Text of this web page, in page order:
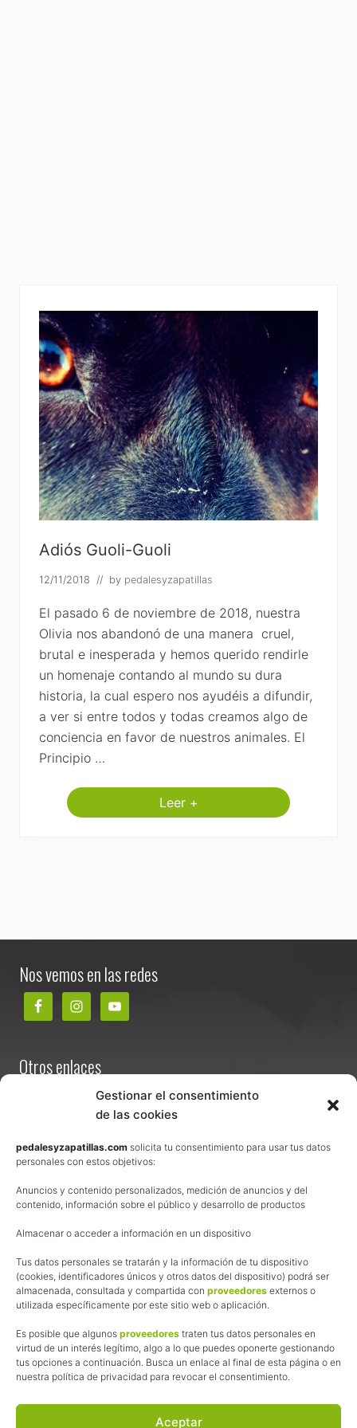
Gestionar el consentimiento
de las cookies
pedalesyzapatillas.com solicita tu consentimiento para usar tus datos
personales con estos objetivos:
Anuncios y contenido personalizados, medición de anuncios y del
contenido, información sobre el público y desarrollo de productos
Almacenar o acceder a información en un dispositivo
Tus datos personales se tratarán y la información de tu dispositivo
(cookies, identificadores únicos y otros datos del dispositivo) podrá ser
almacenada, consultada y compartida con proveedores externos o
utilizada específicamente por este sitio web o aplicación.
Es posible que algunos proveedores traten tus datos personales en
virtud de un interés legítimo, algo a lo que puedes oponerte gestionando
tus opciones a continuación. Busca un enlace al final de esta página o en
nuestra política de privacidad para revocar el consentimiento.
Aceptar
Adiós Guoli-Guoli
12/11/2018 // by pedalesyzapatillas
El pasado 6 de noviembre de 2018, nuestra
Olivia nos abandonó de una manera cruel,
brutal e inesperada y hemos querido rendirle
un homenaje contando al mundo su dura
historia, la cual espero nos ayudéis a difundir,
a ver si entre todos y todas creamos algo de
conciencia en favor de nuestros animales. El
Principio …
A
d
Leer +
Nos vemos en las redes
Otros enlaces
Términos y condiciones de venta
Política de privacidad
Política de cookies
Afiliación
La web de Pedalesyzapatillas utiliza programas de afiliación.
¿Qué significa esto?
Cuando recomiendo algún producto, pongo enlaces a tiendas
online que utilizo y, por cada compra que realizas, me llevo
una comisión sin que a ti te cueste más dinero.
Esas comisiones me permiten seguir manteniendo esta web,
las inscripciones a muchas de las marchas para después